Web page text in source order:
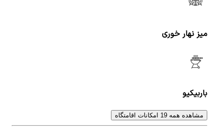
میز نهار خوری
باربیکیو
مشاهده همه 19 امکانات اقامتگاه